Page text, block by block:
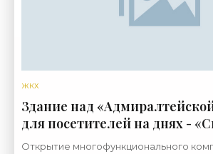
ЖКХ
Здание над
для посетителей на днях -
новости строительства»
Открытие многофункционального